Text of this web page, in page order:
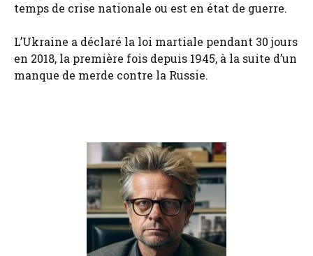
temps de crise nationale ou est en état de guerre.
L’Ukraine a déclaré la loi martiale pendant 30 jours
en 2018, la première fois depuis 1945, à la suite d’un
manque de merde contre la Russie.